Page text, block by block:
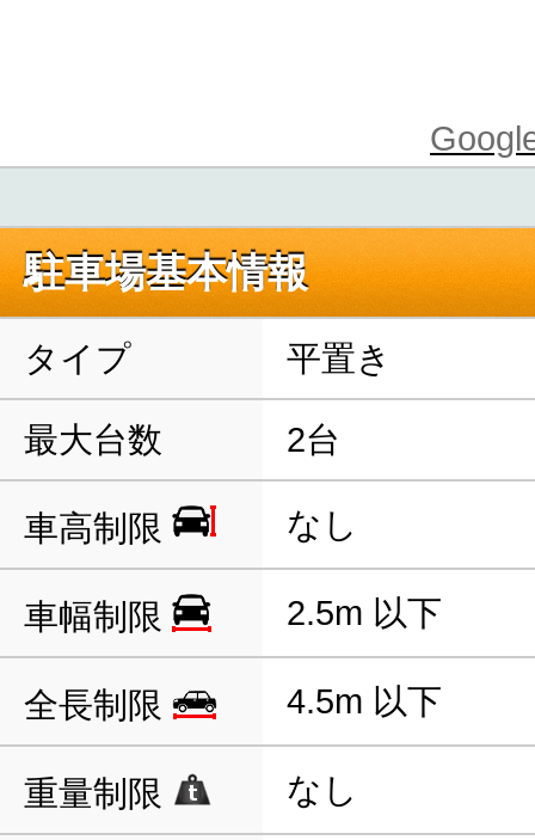
駐車場基本情報
タイプ 平置き
最大台数 2台
車高制限 なし
車幅制限 2.5m 以下
全長制限 4.5m 以下
重量制限 なし